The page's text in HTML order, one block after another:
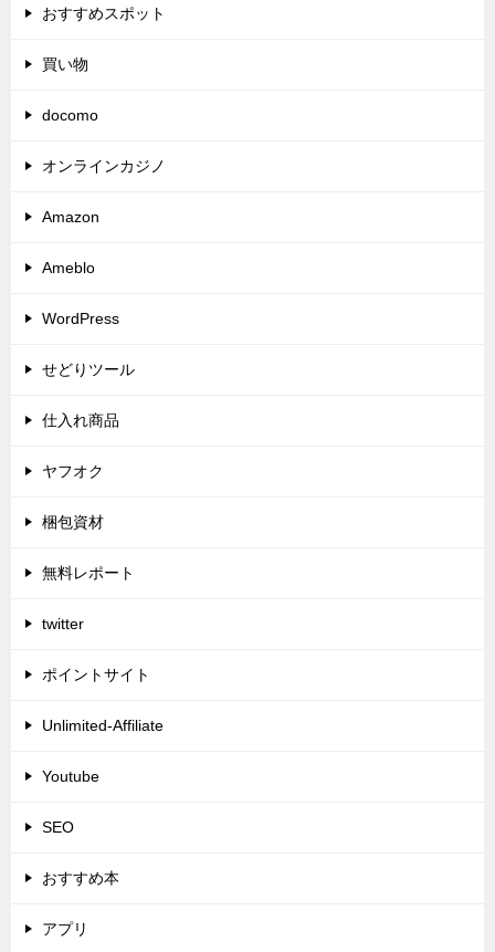
おすすめスポット
買い物
docomo
オンラインカジノ
Amazon
Ameblo
WordPress
せどりツール
仕入れ商品
ヤフオク
梱包資材
無料レポート
twitter
ポイントサイト
Unlimited-Affiliate
Youtube
SEO
おすすめ本
アプリ